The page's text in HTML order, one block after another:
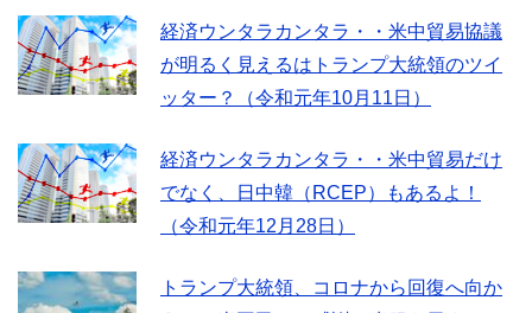
経済ウンタラカンタラ・・米中貿易協議
が明るく見えるはトランプ大統領のツイ
ッター？（令和元年10月11日）
経済ウンタラカンタラ・・米中貿易だけ
でなく、日中韓（RCEP）もあるよ！
（令和元年12月28日）
トランプ大統領、コロナから回復へ向か